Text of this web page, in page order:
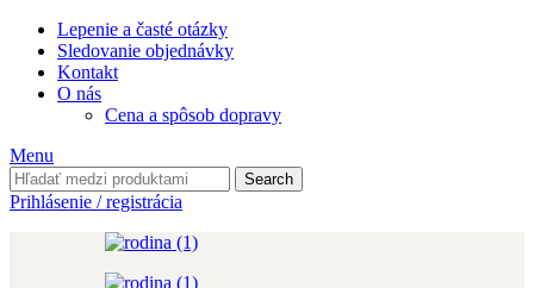
Lepenie a časté otázky
Sledovanie objednávky
Kontakt
O nás
Cena a spôsob dopravy
Menu
Search
Prihlásenie / registrácia